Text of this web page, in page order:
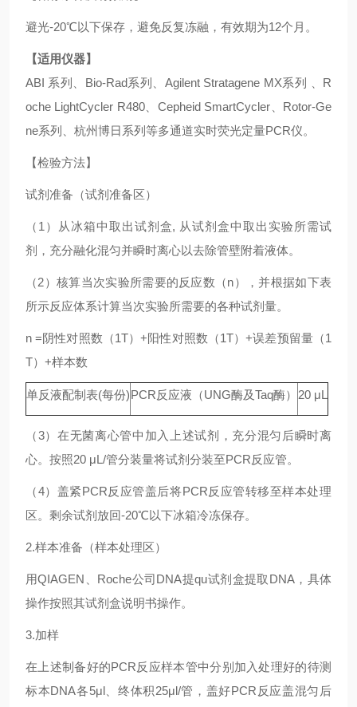
避光-20℃以下保存，避免反复冻融，有效期为12个月。
【适用仪器】
ABI 系列、Bio-Rad系列、Agilent Stratagene MX系列 、R
oche LightCycler R480、Cepheid SmartCycler、Rotor-Ge
ne系列、杭州博日系列等多通道实时荧光定量PCR仪。
【检验方法】
试剂准备（试剂准备区）
（1）从冰箱中取出试剂盒, 从试剂盒中取出实验所需试
剂，充分融化混匀并瞬时离心以去除管壁附着液体。
（2）核算当次实验所需要的反应数（n），并根据如下表
所示反应体系计算当次实验所需要的各种试剂量。
n =阴性对照数（1T）+阳性对照数（1T）+误差预留量（1
T）+样本数
单反液配制表(每份)PCR反应液（UNG酶及Taq酶） 20 μL
（3）在无菌离心管中加入上述试剂，充分混匀后瞬时离
心。按照20 μL/管分装量将试剂分装至PCR反应管。
（4）盖紧PCR反应管盖后将PCR反应管转移至样本处理
区。剩余试剂放回-20℃以下冰箱冷冻保存。
2.样本准备（样本处理区）
用QIAGEN、Roche公司DNA提qu试剂盒提取DNA，具体
操作按照其试剂盒说明书操作。
3.加样
在上述制备好的PCR反应样本管中分别加入处理好的待测
标本DNA各5μl、终体积25μl/管，盖好PCR反应盖混匀后